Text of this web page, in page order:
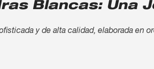
Blancas: Una
y de alta calidad, elaborada en